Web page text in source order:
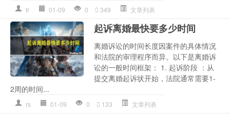
tr 01-09 0 349 文章列表
起诉离婚最快要多少时间
离婚诉讼的时间长度因案件的具体情况
和法院的审理程序而异。以下是离婚诉
讼的一般时间框架： 1. 起诉阶段 ：从
提交离婚起诉状开始，法院通常需要1-
2周的时间...
rs 01-09 0 133 文章列表